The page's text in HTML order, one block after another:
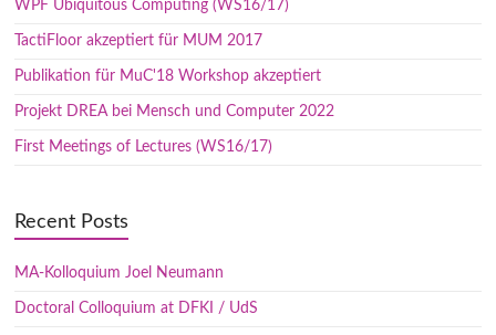
WPF Ubiquitous Computing (WS16/17)
TactiFloor akzeptiert für MUM 2017
Publikation für MuC'18 Workshop akzeptiert
Projekt DREA bei Mensch und Computer 2022
First Meetings of Lectures (WS16/17)
Recent Posts
MA-Kolloquium Joel Neumann
Doctoral Colloquium at DFKI / UdS